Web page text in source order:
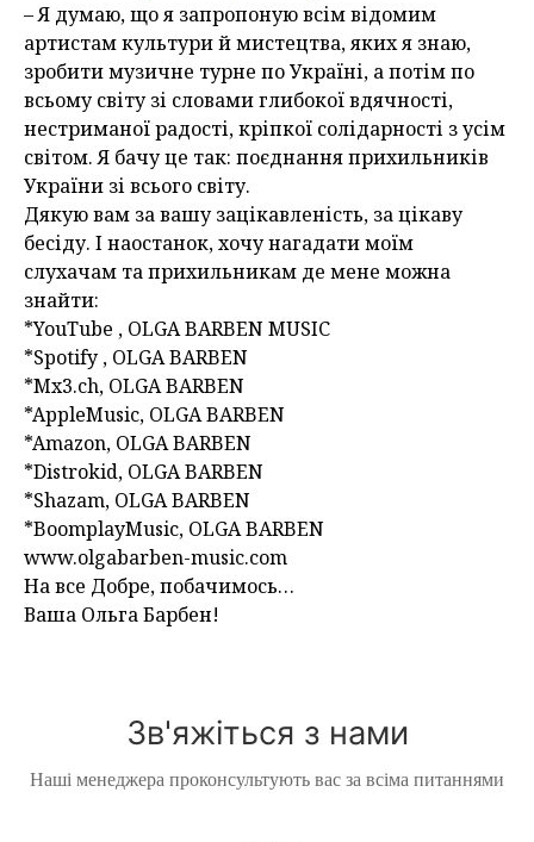
– Я думаю, що я запропоную всім відомим
артистам культури й мистецтва, яких я знаю,
зробити музичне турне по Україні, а потім по
всьому світу зі словами глибокої вдячності,
нестриманої радості, кріпкої солідарності з усім
світом. Я бачу це так: поєднання прихильників
України зі всього світу.
Дякую вам за вашу зацікавленість, за цікаву
бесіду. І наостанок, хочу нагадати моїм
слухачам та прихильникам де мене можна
знайти:
*YouTube , OLGA BARBEN MUSIC
*Spotify , OLGA BARBEN
*Mx3.ch, OLGA BARBEN
*AppleMusic, OLGA BARBEN
*Amazon, OLGA BARBEN
*Distrokid, OLGA BARBEN
*Shazam, OLGA BARBEN
*BoomplayMusic, OLGA BARBEN
www.olgabarben-music.com
На все Добре, побачимось…
Ваша Ольга Барбен!
Зв'яжіться з нами
Наші менеджера проконсультують вас за всіма питаннями